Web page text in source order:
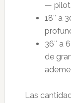
—
18″ a
36″ a
de
Las